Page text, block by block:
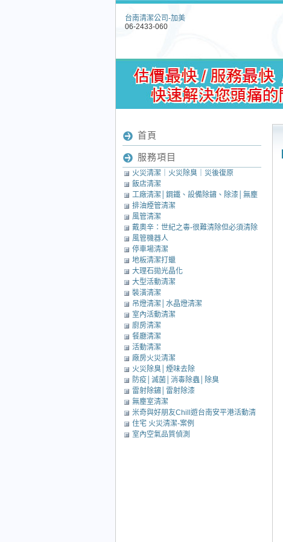
台南清潔公司-加美
06-2433-060
首頁
服務項目
火災清潔｜火災除臭｜災後復原
飯店清潔
工廠清潔│鋼鐵、設備除鏽、除漆│無塵
室清潔│中央廚房清潔
排油煙管清潔
風管清潔
戴奧辛：世紀之毒-很難清除但必須清除
的毒素
風管機器人
停車場清潔
地板清潔打蠟
大理石拋光晶化
大型活動清潔
裝潢清潔
吊燈清潔│水晶燈清潔
室內活動清潔
廚房清潔
餐廳清潔
活動清潔
廠房火災清潔
火災除臭│煙味去除
防疫│滅菌│消毒除蟲│除臭
雷射除鏽│雷射除漆
無塵室清潔
米奇與好朋友Chill遊台南安平港活動清
潔
住宅 火災清潔-案例
室內空氣品質偵測